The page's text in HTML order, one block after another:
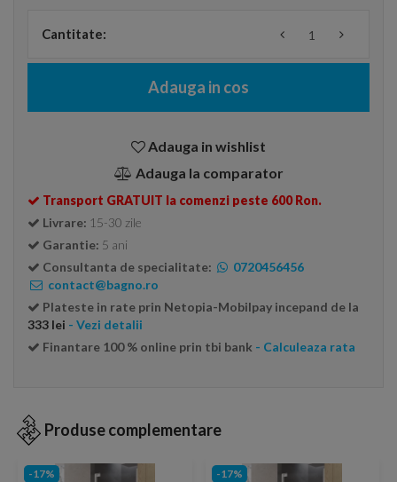
Cantitate:
Adauga in cos
Adauga in wishlist
Adauga la comparator
Transport GRATUIT la comenzi peste 600 Ron.
Livrare: 15-30 zile
Garantie: 5 ani
Consultanta de specialitate:
0720456456
contact@bagno.ro
Plateste in rate prin Netopia-Mobilpay incepand de la
333 lei - Vezi detalii
Finantare 100 % online prin tbi bank - Calculeaza rata
Produse complementare
-17% -17%